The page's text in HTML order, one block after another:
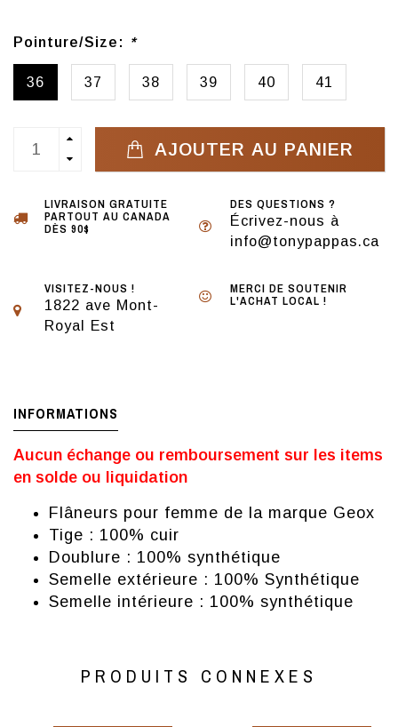
Pointure/Size: *
36 37 38 39 40 41
AJOUTER AU PANIER
LIVRAISON GRATUITE
PARTOUT AU CANADA
DÈS 90$
DES QUESTIONS ?
Écrivez-nous à
info@tonypappas.ca
VISITEZ-NOUS !
1822 ave Mont-
Royal Est
MERCI DE SOUTENIR
L'ACHAT LOCAL !
INFORMATIONS
Aucun échange ou remboursement sur les items
en solde ou liquidation
Flâneurs pour femme de la marque Geox
Tige : 100% cuir
Doublure : 100% synthétique
Semelle extérieure : 100% Synthétique
Semelle intérieure : 100% synthétique
PRODUITS CONNEXES